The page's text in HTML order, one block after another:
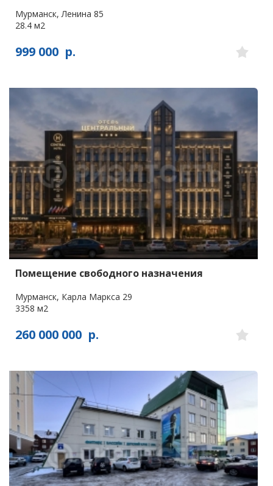
Мурманск, Ленина 85
28.4 м2
999 000 р.
Помещение свободного назначения
Мурманск, Карла Маркса 29
3358 м2
260 000 000 р.